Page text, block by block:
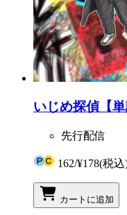
いじめ探偵【
先行配信
162/¥178(税込
カートに追加